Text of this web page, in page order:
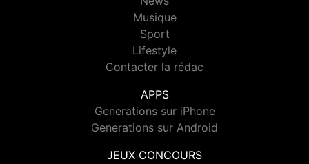
Musique
Sport
Lifestyle
Contacter la rédac
APPS
Generations sur iPhone
Generations sur Android
JEUX CONCOURS